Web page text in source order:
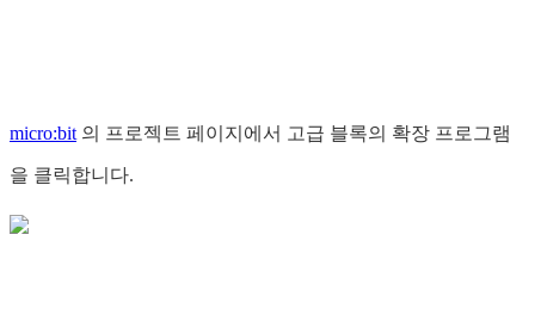
micro:bit 의 프로젝트 페이지에서 고급 블록의 확장 프로그램
을 클릭합니다.